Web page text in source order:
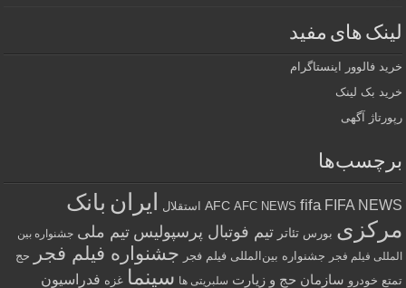
لینک های مفید
خرید فالوور اینستاگرام
خرید بک لینک
رپورتاژ آگهی
برچسب‌ها
AFC AFC NEWS fifa FIFA NEWS استقلال ایران بانک
مرکزی بورس تئاتر تیم فوتبال پرسپولیس تیم ملی جشنواره بین
المللی فیلم فجر جشنواره بین‌المللی فیلم فجر جشنواره فیلم فجر
حج
تمتع خودرو سازمان حج و زیارت سلبریتی ها سینما غزه فدراسیون